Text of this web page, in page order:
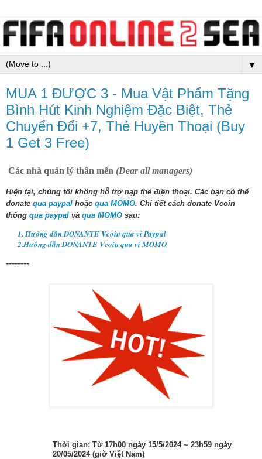
▼
MUA 1 ĐƯỢC 3 - Mua Vật Phẩm Tặng
Bình Hút Kinh Nghiệm Đặc Biệt, Thẻ
Chuyển Đổi +7, Thẻ Huyền Thoại (Buy
1 Get 3 Free)
Các nhà quản lý thân mến (Dear all managers)
Hiện tại, chúng tôi không hỗ trợ nạp thẻ điện thoại. Các bạn có thể
donate qua paypal hoặc qua MOMO. Chi tiết cách donate Vcoin
thông qua paypal và qua MOMO sau:
1. Hướng dẫn DONANTE Vcoin qua ví Paypal
2.Hướng dẫnDONANTE Vcoin qua ví MOMO
--------
Thời gian: Từ 17h00 ngày 15/5/2024 ~ 23h59 ngày
20/05/2024 (giờ Việt Nam)